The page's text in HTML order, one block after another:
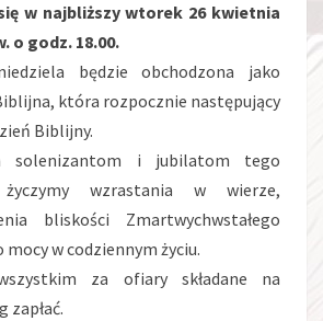
w najbliższy wtorek 26 kwietnia
o godz. 18.00.
będzie obchodzona jako
która rozpocznie następujący
Biblijny.
solenizantom i jubilatom tego
wzrastania w wierze,
bliskości Zmartwychwstałego
mocy w codziennym życiu.
za ofiary składane na
zapłać.